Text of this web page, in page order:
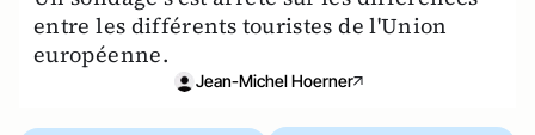
entre les différents touristes de l'Union
européenne.
Jean-Michel Hoerner